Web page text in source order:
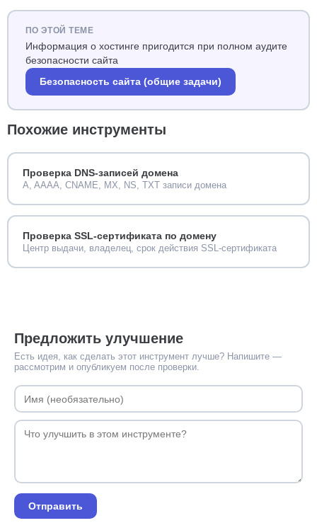
панель управления VPS/сервером или заявку в
поддержку, поскольку обратная зона
контролируется владельцем IP-диапазона, а не
владельцем домена.
ПО ЭТОЙ ТЕМЕ
Информация о хостинге пригодится при полном аудите
безопасности сайта
Безопасность сайта (общие задачи)
Похожие инструменты
Проверка DNS-записей домена
A, AAAA, CNAME, MX, NS, TXT записи домена
Проверка SSL-сертификата по домену
Центр выдачи, владелец, срок действия SSL-сертификата
Предложить улучшение
Есть идея, как сделать этот инструмент лучше? Напишите —
рассмотрим и опубликуем после проверки.
Отправить